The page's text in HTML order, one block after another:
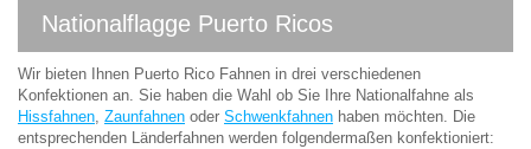
Nationalflagge Puerto Ricos
Wir bieten Ihnen Puerto Rico Fahnen in drei verschiedenen
Konfektionen an. Sie haben die Wahl ob Sie Ihre Nationalfahne als
Hissfahnen, Zaunfahnen oder Schwenkfahnen haben möchten. Die
entsprechenden Länderfahnen werden folgendermaßen konfektioniert: